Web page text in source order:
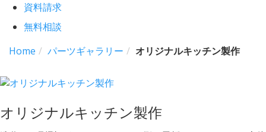
資料請求
無料相談
Home
パーツギャラリー オリジナルキッチン製作
オリジナルキッチン製作